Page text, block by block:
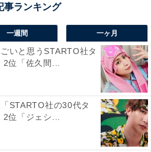
一週間 一ヶ月
いと思うSTARTO社タ
位「佐久間...
STARTO社の30代タ
位「ジェシ...